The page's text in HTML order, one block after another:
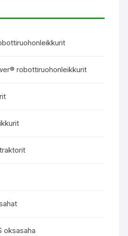
robottiruohonleikkurit
oksasaha